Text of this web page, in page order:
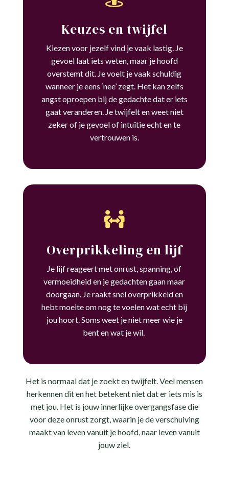
Keuzes en twijfel
Kiezen voor jezelf vind je vaak lastig. Je
gevoel laat iets weten, maar je hoofd
overstemt dit. Je voelt je vaak schuldig
wanneer je eens ‘nee’ zegt. Het kan zelfs
angst oproepen bij de gedachte dat er iets
gaat veranderen. Je twijfelt en weet niet
zeker of je gevoel of intuïtie echt en te
vertrouwen is.

Overprikkeling en lijf
Je lijf reageert met onrust, spanning, of
vermoeidheid en je gedachten gaan maar
doorgaan. Je raakt snel overprikkeld en
hebt moeite om nog te voelen wat echt bij
jou hoort. Soms weet je niet meer wie je
bent en wat je wil.
Het is normaal dat je zoekt en twijfelt. Veel mensen
herkennen dit en het betekent niet dat er iets mis is
met jou. Het is jouw innerlijke overgangsfase die
voor deze onrust zorgt, waarin je de verschuiving
maakt van leven vanuit je hoofd, naar leven vanuit
jouw ziel.